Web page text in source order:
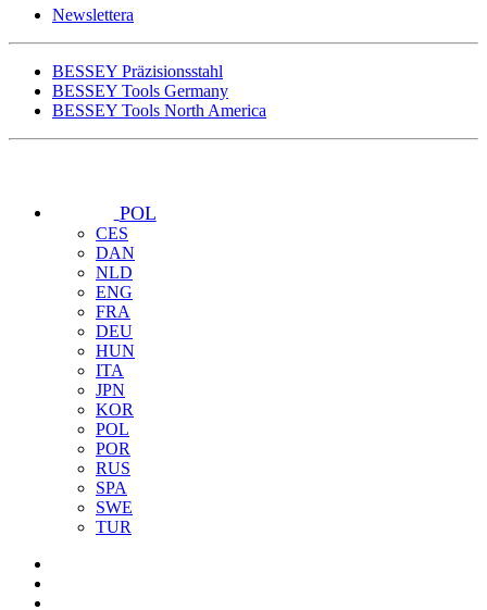
Newslettera
BESSEY Präzisionsstahl
BESSEY Tools Germany
BESSEY Tools North America
POL
CES
DAN
NLD
ENG
FRA
DEU
HUN
ITA
JPN
KOR
POL
POR
RUS
SPA
SWE
TUR